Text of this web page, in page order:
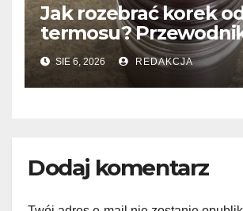
Jak rozebrać korek
termosu?
po kroku
SIE 6, 2026 REDAKCJA
Dodaj komentarz